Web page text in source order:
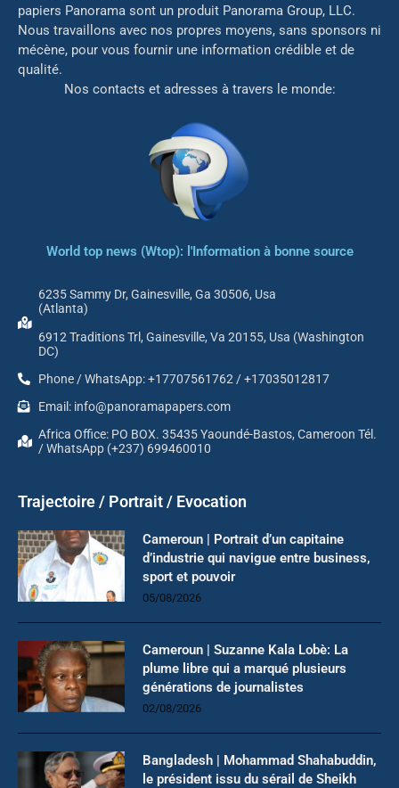
papiers Panorama sont un produit Panorama Group, LLC.
Nous travaillons avec nos propres moyens, sans sponsors ni
mécène, pour vous fournir une information crédible et de
qualité.
Nos contacts et adresses à travers le monde:
World top news (Wtop): l'Information à bonne source
6235 Sammy Dr, Gainesville, Ga 30506, Usa
(Atlanta)
6912 Traditions Trl, Gainesville, Va 20155, Usa (Washington
DC)
Phone / WhatsApp: +17707561762 / +17035012817
Email: info@panoramapapers.com
Africa Office: PO BOX. 35435 Yaoundé-Bastos, Cameroon Tél.
/ WhatsApp (+237) 699460010
Trajectoire / Portrait / Evocation
Cameroun | Portrait d’un capitaine
d’industrie qui navigue entre business,
sport et pouvoir
05/08/2026
Cameroun | Suzanne Kala Lobè: La
plume libre qui a marqué plusieurs
générations de journalistes
02/08/2026
Bangladesh | Mohammad Shahabuddin,
le président issu du sérail de Sheikh